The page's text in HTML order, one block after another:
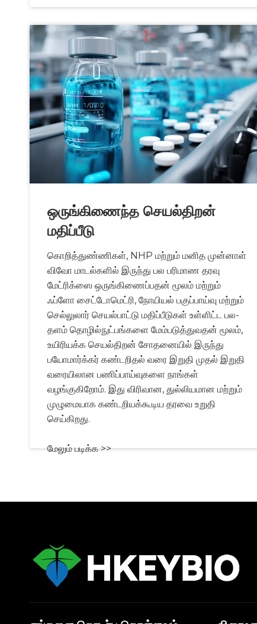
ஒருங்கிணைந்த செயல்திறன்
மதிப்பீடு
கொறித்துண்ணிகள், NHP மற்றும் மனித முன்னாள்
விவோ மாடல்களில் இருந்து பல பரிமாண தரவு
மேட்ரிக்ஸை ஒருங்கிணைப்பதன் மூலம் மற்றும்
ஃப்ளோ சைட்டோமெட்ரி, நோயியல் பகுப்பாய்வு மற்றும்
செல்லுலார் செயல்பாட்டு மதிப்பீடுகள் உள்ளிட்ட பல-
தளம் தொழில்நுட்பங்களை மேம்படுத்துவதன் மூலம்,
உயிரியக்க செயல்திறன் சோதனையில் இருந்து
பயோமார்க்கர் கண்டறிதல் வரை இறுதி முதல் இறுதி
வரையிலான பணிப்பாய்வுகளை நாங்கள்
வழங்குகிறோம். இது விரிவான, துல்லியமான மற்றும்
முழுமையாக கண்டறியக்கூடிய தரவை உறுதி
செய்கிறது.
மேலும் படிக்க >>